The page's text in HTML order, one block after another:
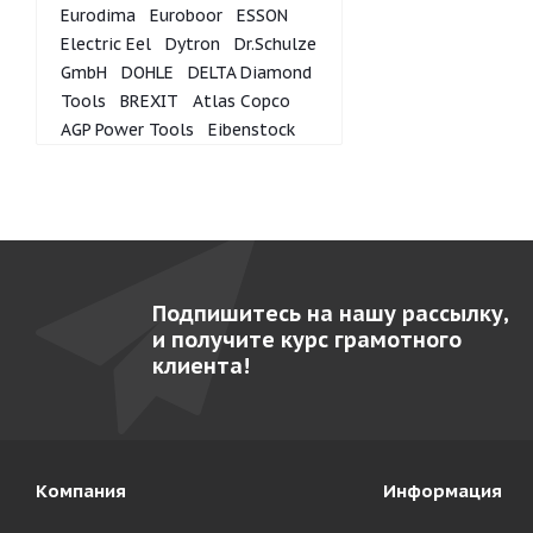
Eurodima
Euroboor
ESSON
Electric Eel
Dytron
Dr.Schulze
GmbH
DOHLE
DELTA Diamond
Tools
BREXIT
Atlas Copco
AGP Power Tools
Eibenstock
Подпишитесь на нашу рассылку,
и получите курс грамотного
клиента!
Компания Информация